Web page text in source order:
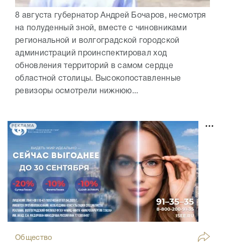
8 августа губернатор Андрей Бочаров, несмотря
на полуденный зной, вместе с чиновниками
региональной и волгоградской городской
администраций проинспектировал ход
обновления территорий в самом сердце
областной столицы. Высокопоставленные
ревизоры осмотрели нижнюю...
РЕКЛАМА
Общество